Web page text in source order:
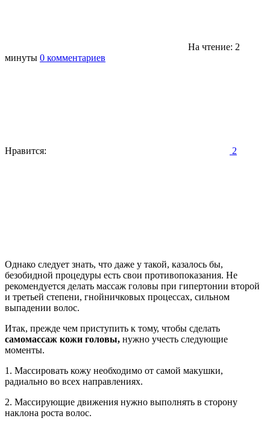
На чтение: 2
минуты 0 комментариев
Нравится: 2
Однако следует знать, что даже у такой, казалось бы,
безобидной процедуры есть свои противопоказания. Не
рекомендуется делать массаж головы при гипертонии второй
и третьей степени, гнойничковых процессах, сильном
выпадении волос.
Итак, прежде чем приступить к тому, чтобы сделать
самомассаж кожи головы, нужно учесть следующие
моменты.
1. Массировать кожу необходимо от самой макушки,
радиально во всех направлениях.
2. Массирующие движения нужно выполнять в сторону
наклона роста волос.